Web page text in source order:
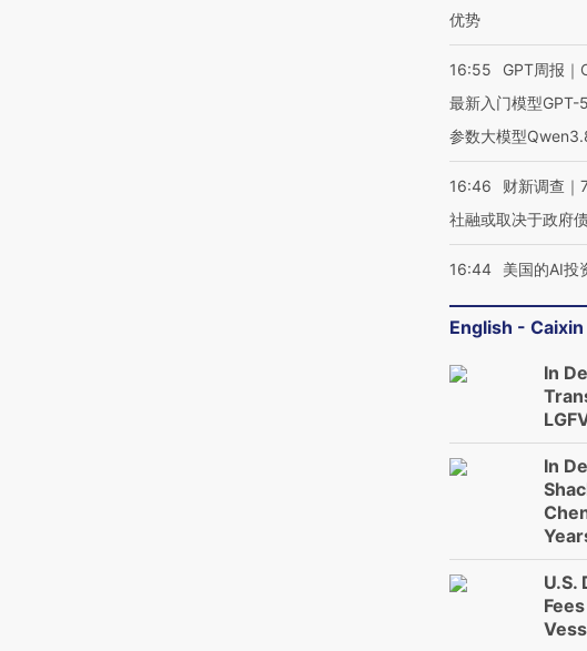
优势
16:55
GPT周报｜
最新入门模型
参数大模型
16:46
财新调查｜
社融或取决于政府
16:44 美国的AI投
English -
In
In
U.S.